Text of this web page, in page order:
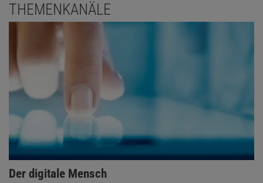
THEMENKANÄLE
Der digitale Mensch